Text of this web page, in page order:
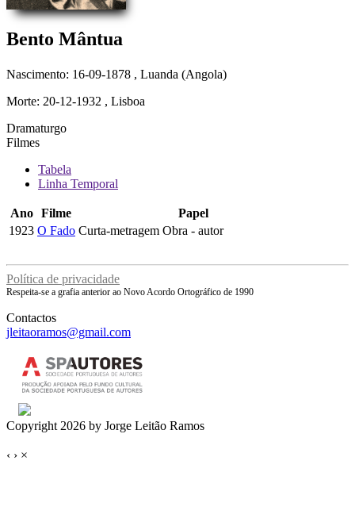
Bento Mântua
Nascimento: 16-09-1878 , Luanda (Angola)
Morte: 20-12-1932 , Lisboa
Dramaturgo
Filmes
Tabela
Linha Temporal
Ano Filme
Papel
1923 O Fado Curta-metragem Obra - autor
Política de privacidade
Respeita-se a grafia anterior ao Novo Acordo Ortográfico de 1990
Contactos
jleitaoramos@gmail.com
Copyright 2026 by Jorge Leitão Ramos
‹ › ×